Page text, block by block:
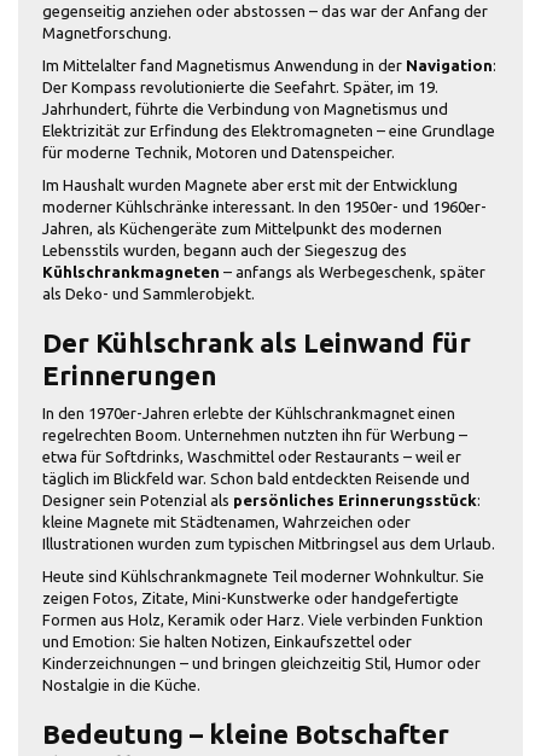
gegenseitig anziehen oder abstossen – das war der Anfang der
Magnetforschung.
Im Mittelalter fand Magnetismus Anwendung in der Navigation:
Der Kompass revolutionierte die Seefahrt. Später, im 19.
Jahrhundert, führte die Verbindung von Magnetismus und
Elektrizität zur Erfindung des Elektromagneten – eine Grundlage
für moderne Technik, Motoren und Datenspeicher.
Im Haushalt wurden Magnete aber erst mit der Entwicklung
moderner Kühlschränke interessant. In den 1950er- und 1960er-
Jahren, als Küchengeräte zum Mittelpunkt des modernen
Lebensstils wurden, begann auch der Siegeszug des
Kühlschrankmagneten – anfangs als Werbegeschenk, später
als Deko- und Sammlerobjekt.
Der Kühlschrank als Leinwand für
Erinnerungen
In den 1970er-Jahren erlebte der Kühlschrankmagnet einen
regelrechten Boom. Unternehmen nutzten ihn für Werbung –
etwa für Softdrinks, Waschmittel oder Restaurants – weil er
täglich im Blickfeld war. Schon bald entdeckten Reisende und
Designer sein Potenzial als persönliches Erinnerungsstück:
kleine Magnete mit Städtenamen, Wahrzeichen oder
Illustrationen wurden zum typischen Mitbringsel aus dem Urlaub.
Heute sind Kühlschrankmagnete Teil moderner Wohnkultur. Sie
zeigen Fotos, Zitate, Mini-Kunstwerke oder handgefertigte
Formen aus Holz, Keramik oder Harz. Viele verbinden Funktion
und Emotion: Sie halten Notizen, Einkaufszettel oder
Kinderzeichnungen – und bringen gleichzeitig Stil, Humor oder
Nostalgie in die Küche.
Bedeutung – kleine Botschafter